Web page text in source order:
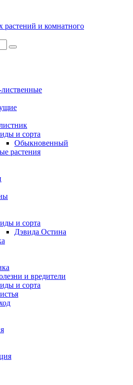
и комнатного
и сорта
Обыкновенный
растения
и сорта
Дэвида Остина
и вредители
и сорта